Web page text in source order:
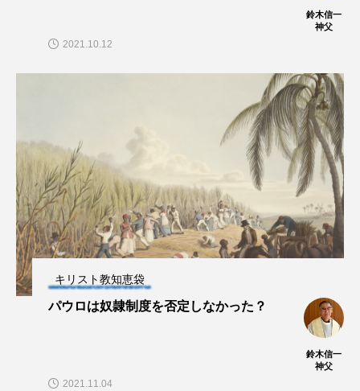
鈴木信一
神父
2021.10.12
キリスト教知恵袋
パウロは奴隷制度を否定しなかった？
鈴木信一
神父
2021.11.04